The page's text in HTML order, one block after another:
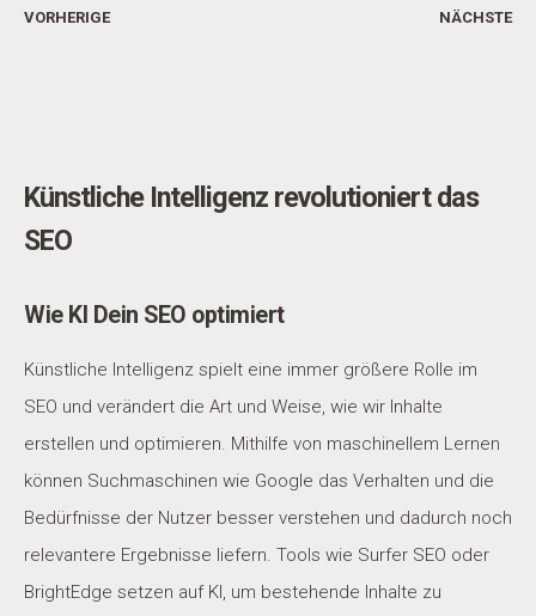
VORHERIGE NÄCHSTE
Künstliche Intelligenz revolutioniert das
SEO
Wie KI Dein SEO optimiert
Künstliche Intelligenz spielt eine immer größere Rolle im
SEO und verändert die Art und Weise, wie wir Inhalte
erstellen und optimieren. Mithilfe von maschinellem Lernen
können Suchmaschinen wie Google das Verhalten und die
Bedürfnisse der Nutzer besser verstehen und dadurch noch
relevantere Ergebnisse liefern. Tools wie Surfer SEO oder
BrightEdge setzen auf KI, um bestehende Inhalte zu